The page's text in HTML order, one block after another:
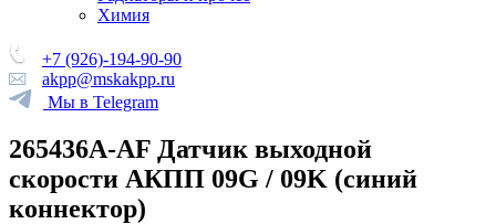
Химия
+7 (926)-194-90-90
akpp@mskakpp.ru
Мы в Telegram
265436A-AF Датчик выходной
cкорости АКПП 09G / 09K (синий
коннектор)